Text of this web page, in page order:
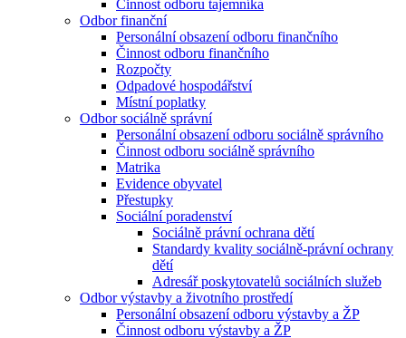
Činnost odboru tajemníka
Odbor finanční
Personální obsazení odboru finančního
Činnost odboru finančního
Rozpočty
Odpadové hospodářství
Místní poplatky
Odbor sociálně správní
Personální obsazení odboru sociálně správního
Činnost odboru sociálně správního
Matrika
Evidence obyvatel
Přestupky
Sociální poradenství
Sociálně právní ochrana dětí
Standardy kvality sociálně-právní ochrany
dětí
Adresář poskytovatelů sociálních služeb
Odbor výstavby a životního prostředí
Personální obsazení odboru výstavby a ŽP
Činnost odboru výstavby a ŽP